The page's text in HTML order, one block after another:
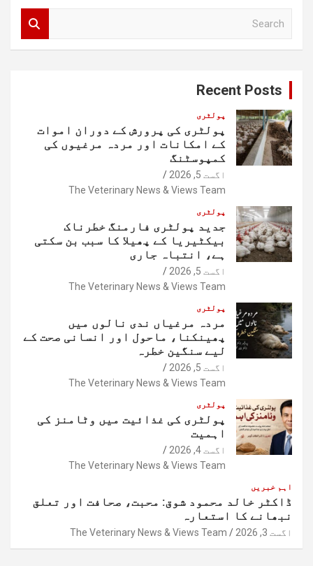
Recent Posts
پولٹری
پولٹری کی پرورش کے دوران اموات
کے امکانات اور مردہ مرغیوں کی
کمپوسٹنگ
اگست 5, 2026
The Veterinary News & Views Team
پولٹری
جدید پولٹری فارمنگ خطرناک
بیکٹیریا کے پھیلا کا سبب بن سکتی
ہے، انتباہ جاری
اگست 5, 2026
The Veterinary News & Views Team
پولٹری
مردہ مرغیاں ندی نالوں میں
پھینکنا، ماحول اور انسانی صحت کے
لیے سنگین خطرہ
اگست 5, 2026
The Veterinary News & Views Team
پولٹری
پولٹری کی غذائیت میں وٹامنز کی
اہمیت
اگست 4, 2026
The Veterinary News & Views Team
اہم خبریں
ڈاکٹر خالد محمود شوق: محبت، صحافت اور تعلق
نبھانے کا استعارہ
اگست 3, 2026 The Veterinary News & Views Team